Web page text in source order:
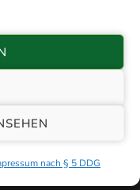
nach § 5 DDG
e.V. von
Thölken